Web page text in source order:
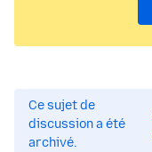
Ce sujet de
discussion a été
archivé.